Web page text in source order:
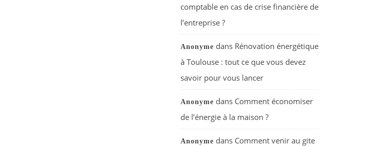
comptable en cas de crise financière de
l’entreprise ?
Anonyme dans Rénovation énergétique
à Toulouse : tout ce que vous devez
savoir pour vous lancer
Anonyme dans Comment économiser
de l’énergie à la maison ?
Anonyme dans Comment venir au gite